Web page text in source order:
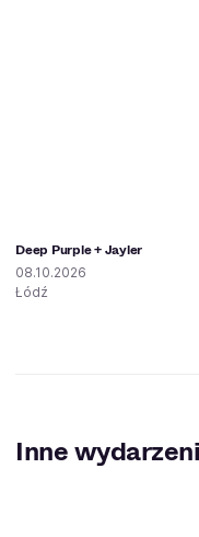
Deep Purple + Jayler
08.10.2026
Łódź
Inne